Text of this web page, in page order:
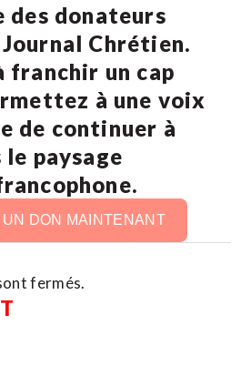
des donateurs
Chrétien.
franchir un cap
à une voix
de continuer à
paysage
DON MAINTENANT
fermés.